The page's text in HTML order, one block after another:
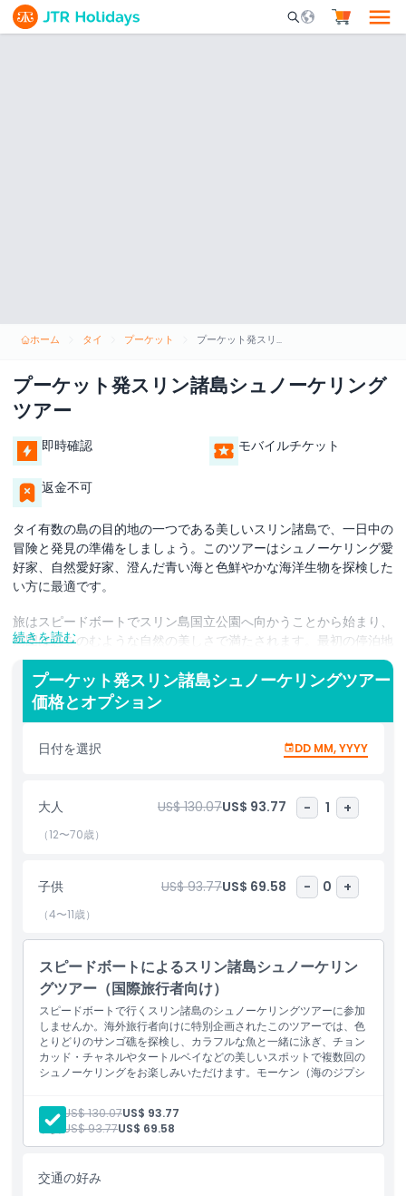
Mobile Search
ホーム タイ プーケット プーケット発スリン諸島シュノーケリングツアー
プーケット発スリン諸島シュノーケリング
ツアー
即時確認 モバイルチケット
返金不可
タイ有数の島の目的地の一つである美しいスリン諸島で、一日中の
冒険と発見の準備をしましょう。このツアーはシュノーケリング愛
好家、自然愛好家、澄んだ青い海と色鮮やかな海洋生物を探検した
い方に最適です。
旅はスピードボートでスリン島国立公園へ向かうことから始まり、
周囲は息をのむような自然の美しさで満たされます。最初の停泊地
はチョンカッド・チャンネルで、そこでシュノーケル装備を着けて
透明な海へ飛び込みます。色鮮やかな魚と泳ぎ、サンゴ礁を間近で
観察し、活気ある水中世界を体験してください。
ます。ここでは代々海とともに暮らしてきたモーケンの人々の独特
次に、国立公園内のレストランで美味しいビュッフェランチをお楽
しみください。リラックスして、タイ料理を味わいながら島の南国
の景色を満喫しましょう。
昼食後は、ボン湾またはメーヤイ湾での2回目のシュノーケリング
が続きます。透明な海に潜り、色鮮やかな魚や美しいサンゴをさら
に観察してください。
シュノーケリングです。帰路につく前の最後のチャンスとして水中
世界を探検しましょう。運が良ければウミガメに出会えるかもしれ
ません！
一日の終わりにはスピードボートでプーケットへ戻り、スリン諸島
での忘れられない思い出を胸に帰路につきます。このツアーはシュ
ノーケリング、観光、文化体験がバランスよく組み合わさってお
続きを読む
プーケット発スリン諸島シュノーケリングツアー
価格とオプション
日付を選択 DD MM, YYYY
大人 US$ 130.07US$ 93.77 - 1 +
（12〜70歳）
子供 US$ 93.77US$ 69.58 - 0 +
（4〜11歳）
スピードボートによるスリン諸島シュノーケリン
グツアー（国際旅行者向け）
スピードボートで行くスリン諸島のシュノーケリングツアーに参加
しませんか。海外旅行者向けに特別企画されたこのツアーでは、色
とりどりのサンゴ礁を探検し、カラフルな魚と一緒に泳ぎ、チョン
カッド・チャネルやタートルベイなどの美しいスポットで複数回の
シュノーケリングをお楽しみいただけます。モーケン（海のジプシ
さい。
大人: US$ 130.07US$ 93.77
子供:
US$ 93.77US$ 69.58
交通の好み